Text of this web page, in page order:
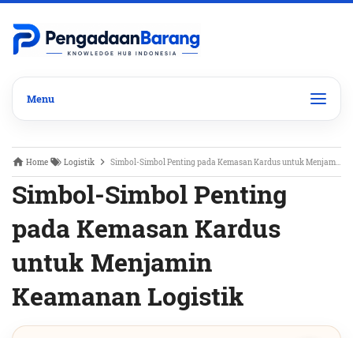
Home Logistik Simbol-Simbol Penting pada Kemasan Kardus untuk Menjamin Keamanan Logistik
Simbol-Simbol Penting
pada Kemasan Kardus
untuk Menjamin
Keamanan Logistik